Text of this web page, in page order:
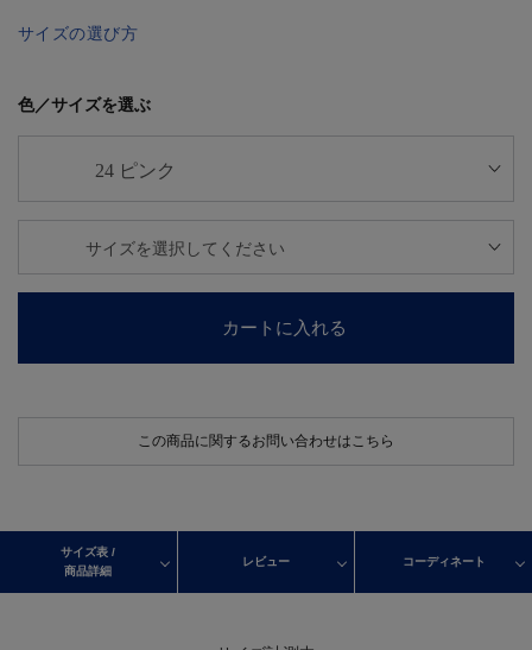
サイズの選び方
色／サイズを選ぶ
カートに入れる
この商品に関するお問い合わせはこちら
サイズ表 /
商品詳細
レビュー コーディネート